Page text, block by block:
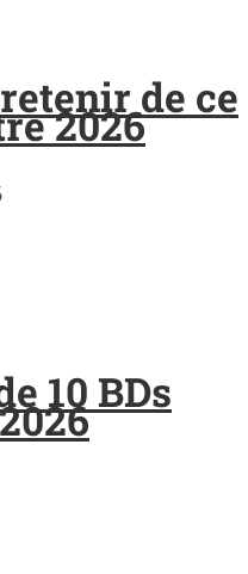
de ce
2026
10 BDs